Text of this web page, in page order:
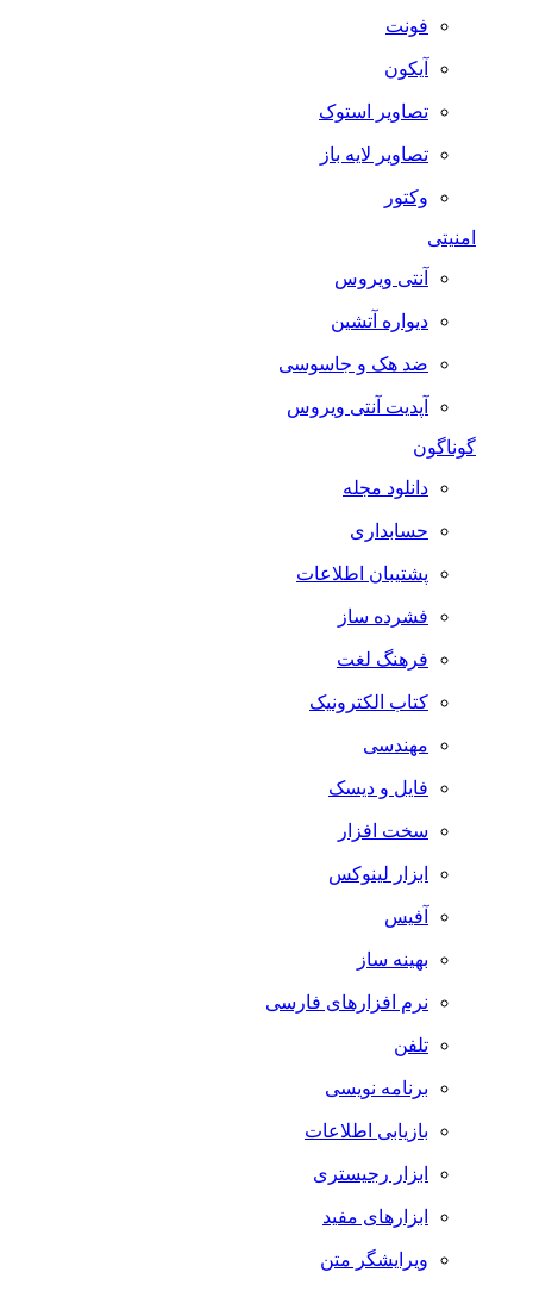
فونت
آیکون
تصاویر استوک
تصاویر لایه باز
وکتور
آنتی ویروس
دیواره آتشین
ضد هک و جاسوسی
آپدیت آنتی ویروس
گوناگون
دانلود مجله
حسابداری
پشتیبان اطلاعات
فشرده ساز
فرهنگ لغت
کتاب الکترونیک
مهندسی
فایل و دیسک
سخت افزار
ابزار لینوکس
آفیس
بهینه ساز
نرم افزارهای فارسی
تلفن
برنامه نویسی
بازیابی اطلاعات
ابزار رجیستری
ابزارهای مفید
ویرایشگر متن